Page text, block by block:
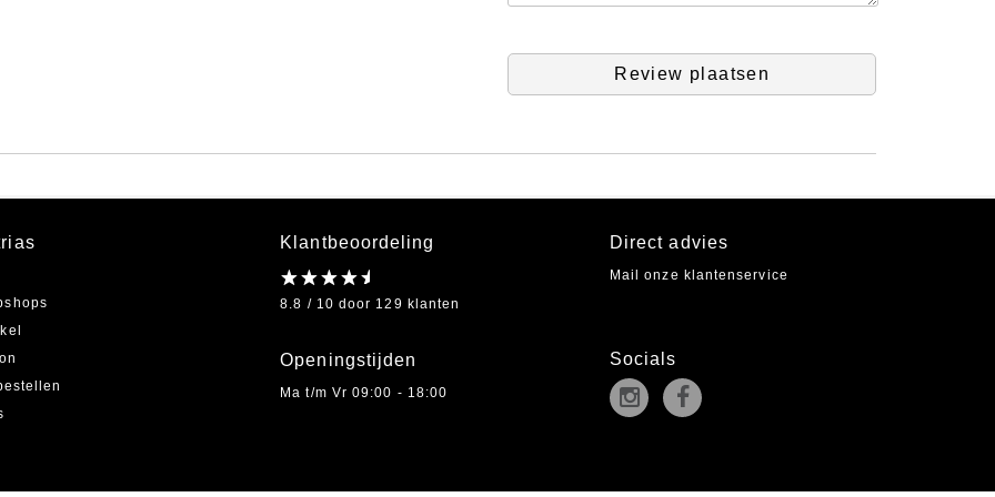
Review plaatsen
Klantbeoordeling
8.8 / 10 door 129 klanten
Openingstijden
Ma t/m Vr 09:00 - 18:00
Direct advies
Mail onze klantenservice
Socials